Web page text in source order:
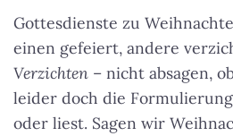
Gottesdienste zu
einen gefeiert, andere
Verzichten – nicht absagen,
leider doch die
oder liest. Sagen wir